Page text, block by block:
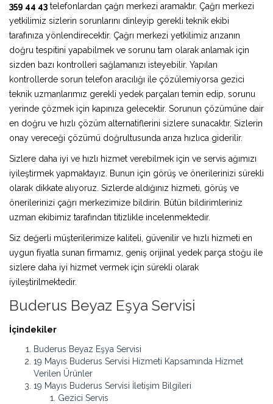
359 44 43 telefonlardan çağrı merkezi aramaktır. Çağrı merkezi
yetkilimiz sizlerin sorunlarını dinleyip gerekli teknik ekibi
tarafınıza yönlendirecektir. Çağrı merkezi yetkilimiz arızanın
doğru tespitini yapabilmek ve sorunu tam olarak anlamak için
sizden bazı kontrolleri sağlamanızı isteyebilir. Yapılan
kontrollerde sorun telefon aracılığı ile çözülemiyorsa gezici
teknik uzmanlarımız gerekli yedek parçaları temin edip, sorunu
yerinde çözmek için kapınıza gelecektir. Sorunun çözümüne dair
en doğru ve hızlı çözüm alternatiflerini sizlere sunacaktır. Sizlerin
onay vereceği çözümü doğrultusunda arıza hızlıca giderilir.
Sizlere daha iyi ve hızlı hizmet verebilmek için ve servis ağımızı
iyileştirmek yapmaktayız. Bunun için görüş ve önerilerinizi sürekli
olarak dikkate alıyoruz. Sizlerde aldığınız hizmeti, görüş ve
önerilerinizi çağrı merkezimize bildirin. Bütün bildirimleriniz
uzman ekibimiz tarafından titizlikle incelenmektedir.
Siz değerli müşterilerimize kaliteli, güvenilir ve hızlı hizmeti en
uygun fiyatla sunan firmamız, geniş orijinal yedek parça stoğu ile
sizlere daha iyi hizmet vermek için sürekli olarak
iyileştirilmektedir.
Buderus Beyaz Eşya Servisi
İçindekiler
Buderus Beyaz Eşya Servisi
19 Mayıs Buderus Servisi Hizmeti Kapsamında Hizmet
Verilen Ürünler
19 Mayıs Buderus Servisi İletişim Bilgileri
Gezici Servis